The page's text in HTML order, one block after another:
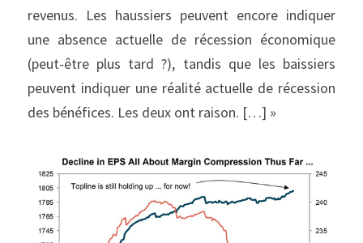
revenus. Les haussiers peuvent encore indiquer
une absence actuelle de récession économique
(peut-être plus tard ?), tandis que les baissiers
peuvent indiquer une réalité actuelle de récession
des bénéfices. Les deux ont raison. […] »